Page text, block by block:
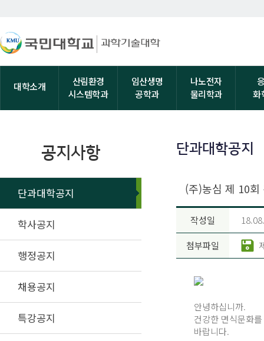
대학소개
산림환경
시스템학과
임산생명
공학과
나노전자
물리학과
화
공지사항
단과대학공지
학사공지
행정공지
채용공지
특강공지
단과대학공지
(주)농심 제 10회
작성일
첨부파일
안녕하십니까.
건강한 면식문화
바랍니다.